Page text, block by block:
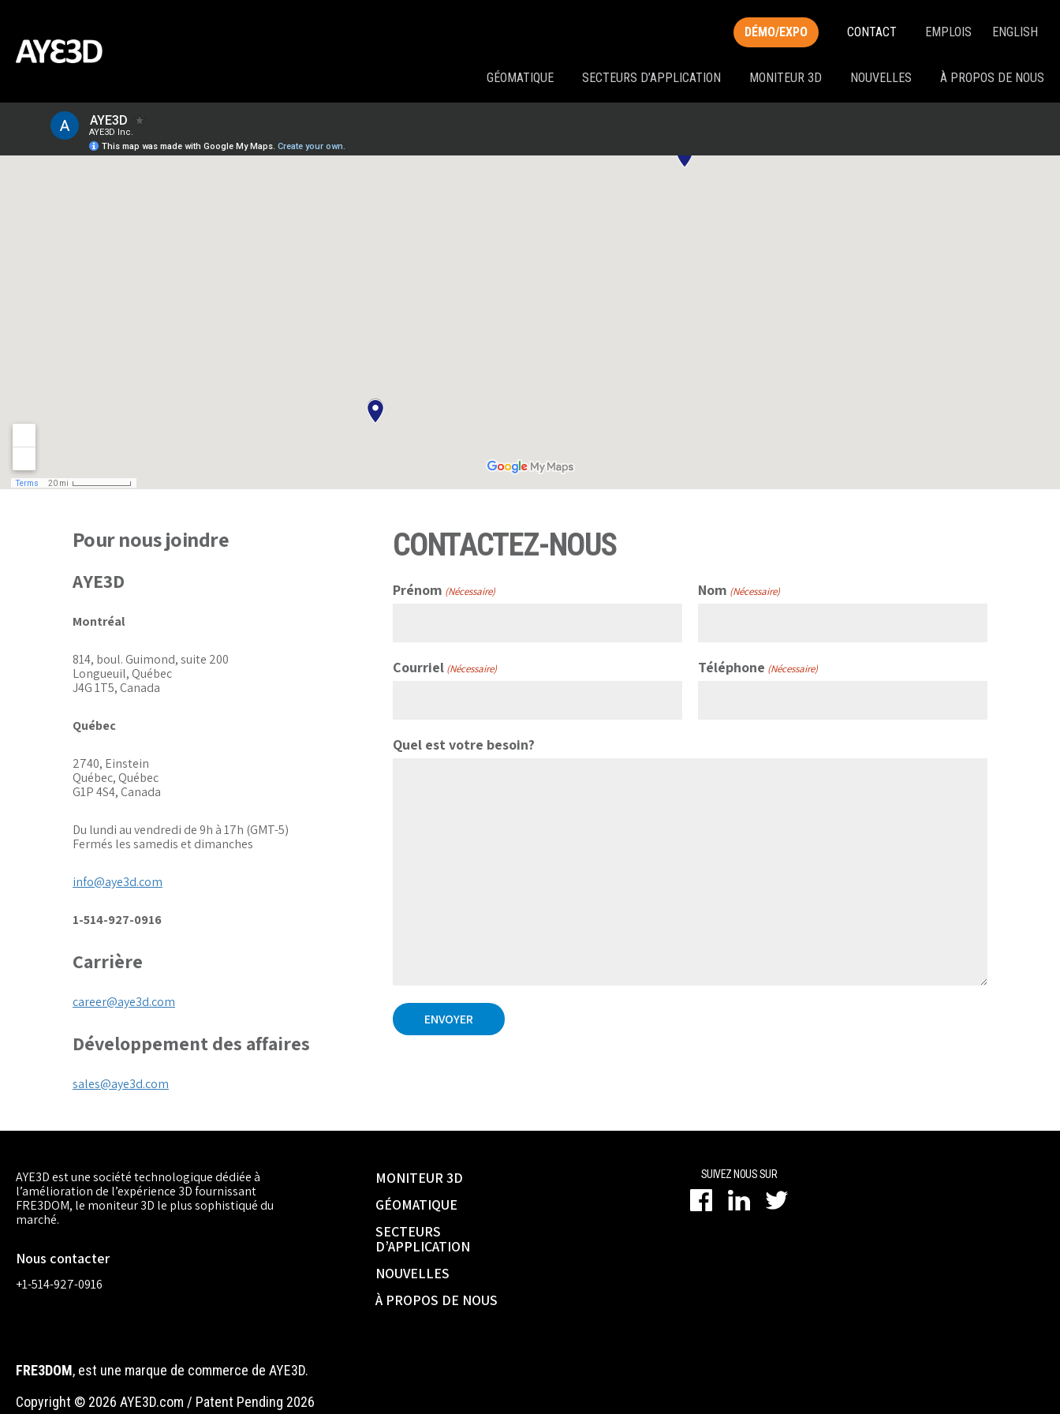
DÉMO/EXPO CONTACT EMPLOIS ENGLISH
GÉOMATIQUE SECTEURS D’APPLICATION MONITEUR 3D NOUVELLES À PROPOS DE NOUS
Pour nous joindre
AYE3D
Montréal
814, boul. Guimond, suite 200
Longueuil, Québec
J4G 1T5, Canada
Québec
2740, Einstein
Québec, Québec
G1P 4S4, Canada
Du lundi au vendredi de 9h à 17h (GMT-5)
Fermés les samedis et dimanches
info@aye3d.com
1-514-927-0916
Carrière
career@aye3d.com
Développement des affaires
sales@aye3d.com
CONTACTEZ-NOUS
Prénom (Nécessaire) Nom (Nécessaire)
Courriel (Nécessaire) Téléphone (Nécessaire)
Quel est votre besoin?
AYE3D est une société technologique dédiée à
l’amélioration de l’expérience 3D fournissant
FRE3DOM, le moniteur 3D le plus sophistiqué du
marché.
Nous contacter
+1-514-927-0916
MONITEUR 3D
GÉOMATIQUE
SECTEURS
D’APPLICATION
NOUVELLES
À PROPOS DE NOUS
SUIVEZ NOUS SUR
FRE3DOM, est une marque de commerce de AYE3D.
Copyright © 2026 AYE3D.com / Patent Pending 2026